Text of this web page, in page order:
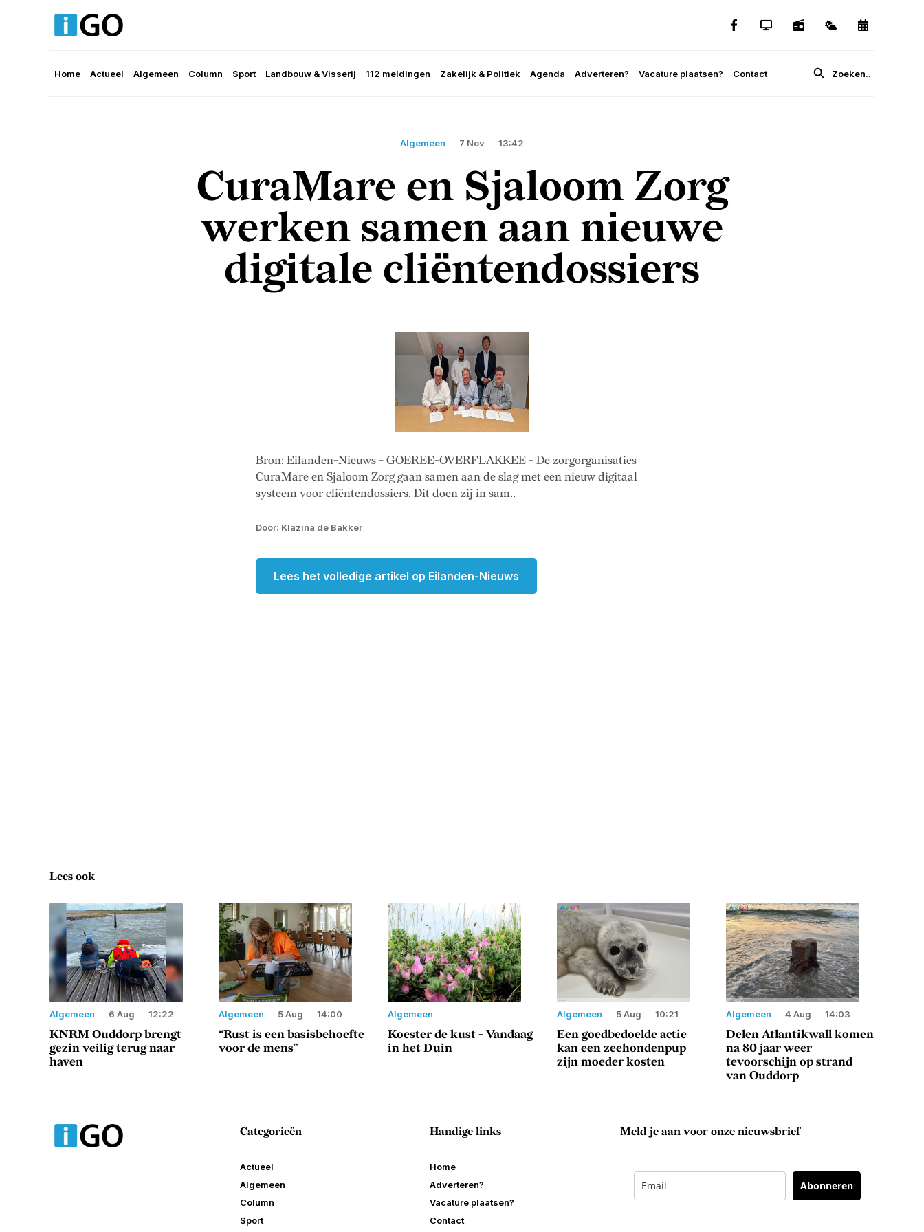
Home Actueel Algemeen Column Sport Landbouw & Visserij 112 meldingen Zakelijk & Politiek Agenda Adverteren? Vacature plaatsen? Contact
Algemeen 7 Nov 13:42
CuraMare en Sjaloom Zorg
werken samen aan nieuwe
digitale cliëntendossiers
Bron: Eilanden-Nieuws - GOEREE-OVERFLAKKEE - De zorgorganisaties
CuraMare en Sjaloom Zorg gaan samen aan de slag met een nieuw digitaal
systeem voor cliëntendossiers. Dit doen zij in sam..
Door: Klazina de Bakker
Lees het volledige artikel op Eilanden-Nieuws
Lees ook
Algemeen 6 Aug 12:22
KNRM Ouddorp brengt
gezin veilig terug naar
haven
Algemeen 5 Aug 14:00
“Rust is een basisbehoefte
voor de mens”
Algemeen
Koester de kust - Vandaag
in het Duin
Algemeen 5 Aug 10:21
Een goedbedoelde actie
kan een zeehondenpup
zijn moeder kosten
Algemeen 4 Aug 14:03
Delen Atlantikwall komen
na 80 jaar weer
tevoorschijn op strand
van Ouddorp
Categorieën
Actueel
Algemeen
Column
Sport
Handige links
Home
Adverteren?
Vacature plaatsen?
Contact
Meld je aan voor onze nieuwsbrief
Abonneren